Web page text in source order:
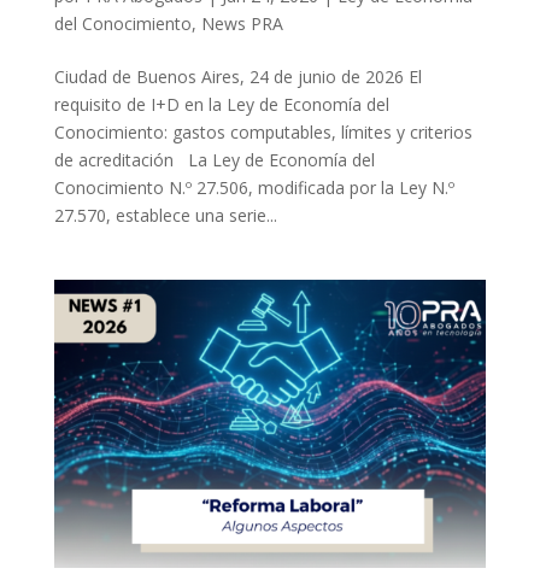
del Conocimiento, News PRA
Ciudad de Buenos Aires, 24 de junio de 2026 El
requisito de I+D en la Ley de Economía del
Conocimiento: gastos computables, límites y criterios
de acreditación La Ley de Economía del
Conocimiento N.º 27.506, modificada por la Ley N.º
27.570, establece una serie...